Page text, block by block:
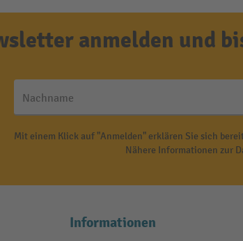
anmelden und
Nachname
Mit einem Klick auf "Anmelden" erklären Sie sich
Nähere Informationen zur
Informationen